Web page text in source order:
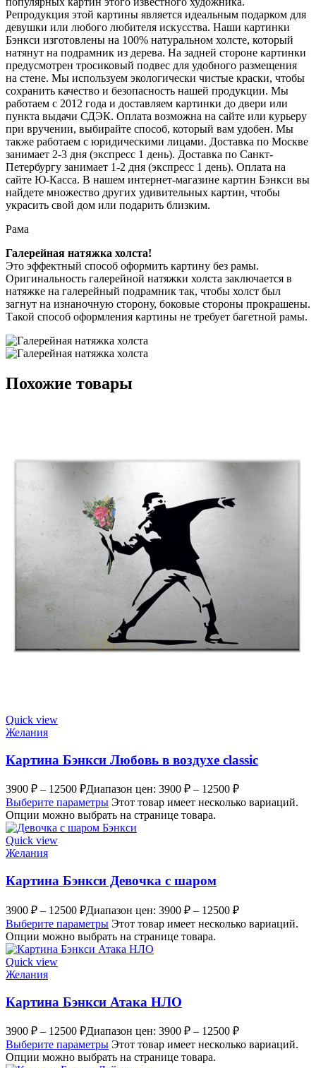
Репродукция этой картины является идеальным подарком для
девушки или любого любителя искусства. Наши картинки
Бэнкси изготовлены на 100% натуральном холсте, который
натянут на подрамник из дерева. На задней стороне картинки
предусмотрен тросиковый подвес для удобного размещения
на стене. Мы используем экологически чистые краски, чтобы
сохранить качество и безопасность нашей продукции. Мы
работаем с 2012 года и доставляем картинки до двери или
пункта выдачи СДЭК. Оплата возможна на сайте или курьеру
при вручении, выбирайте способ, который вам удобен. Мы
также работаем с юридическими лицами. Доставка по Москве
занимает 2-3 дня (экспресс 1 день). Доставка по Санкт-
Петербургу занимает 1-2 дня (экспресс 1 день). Оплата на
сайте Ю-Касса. В нашем интернет-магазине картин Бэнкси вы
найдете множество других удивительных картин, чтобы
украсить свой дом или подарить близким.
Рама
Галерейная натяжка холста!
Это эффектный способ оформить картину без рамы.
Оригинальность галерейной натяжки холста заключается в
натяжке на галерейный подрамник так, чтобы холст был
загнут на изнаночную сторону, боковые стороны прокрашены.
Такой способ оформления картины не требует багетной рамы.
Похожие товары
Quick view
Желания
Картина Бэнкси Любовь в воздухе classic
3900 ₽ – 12500 ₽Диапазон цен: 3900 ₽ – 12500 ₽
Выберите параметры Этот товар имеет несколько вариаций.
Опции можно выбрать на странице товара.
Quick view
Желания
Картина Бэнкси Девочка с шаром
3900 ₽ – 12500 ₽Диапазон цен: 3900 ₽ – 12500 ₽
Выберите параметры Этот товар имеет несколько вариаций.
Опции можно выбрать на странице товара.
Quick view
Желания
Картина Бэнкси Атака НЛО
3900 ₽ – 12500 ₽Диапазон цен: 3900 ₽ – 12500 ₽
Выберите параметры Этот товар имеет несколько вариаций.
Опции можно выбрать на странице товара.